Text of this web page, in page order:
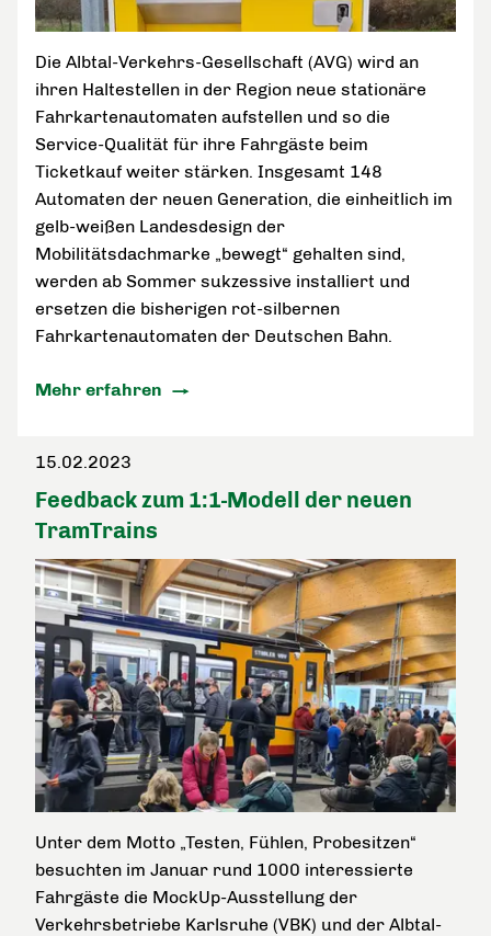
Die Albtal-Verkehrs-Gesellschaft (AVG) wird an
ihren Haltestellen in der Region neue stationäre
Fahrkartenautomaten aufstellen und so die
Service-Qualität für ihre Fahrgäste beim
Ticketkauf weiter stärken. Insgesamt 148
Automaten der neuen Generation, die einheitlich im
gelb-weißen Landesdesign der
Mobilitätsdachmarke „bewegt“ gehalten sind,
werden ab Sommer sukzessive installiert und
ersetzen die bisherigen rot-silbernen
Fahrkartenautomaten der Deutschen Bahn.
Mehr erfahren
15.02.2023
Feedback zum 1:1-Modell der neuen
TramTrains
Unter dem Motto „Testen, Fühlen, Probesitzen“
besuchten im Januar rund 1000 interessierte
Fahrgäste die MockUp-Ausstellung der
Verkehrsbetriebe Karlsruhe (VBK) und der Albtal-